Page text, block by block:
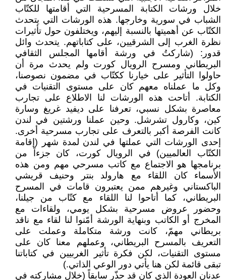
خلال ورشات الكتابة المسرحية التي أقامتها للكتّاب
الشباب في سورية وخارجها. هذه الورشات التي يتحدث
الكتّاب عن أهميتها بالنسبة إليهم، ويختلفون حول تأثيرات
نظرة الغرب إلى الشرقيين، على كتاباتهم. يتحدث وائل
قدور: (شاركتُ في ورشة أقامها المجلس الثقافي
البريطاني ومسرح الرويال كورت ولم يحدث مرة أن
حاولوا التأثير على خيارنا ككتّاب في مضمون نصوصنا،
وكل ما عملناه معهم كان على مستوى التقنيات في
الكتابة. أتاحت هذه الورشات لنا الاطلاع على تجارب
معاصرة بشكل نسبي، تعرفنا على ديفيد غريغ وسارة
كين، وكارول تشرشل. وحين عملنا ورشتين في لندن
كانت الفرصة أكبر بالتعرف على تجارب مسرحية أخرى.
إحدى الورشات التي عملتها في لندن لمدة شهر (إقامة
الكتّاب العالميين) في الرويال كورت، كان جزءاً من
برنامجها هو الاجتماع مع كاتب مسرحي مهم ومن هذه
الأسماء كان اللقاء مع هارولد بنتر وحنيف قريشي
الباكستاني وغيرهم ممن يعتبرون قامات في المسرح
البريطاني، كما أتاحوا لنا اللقاء مع كتّاب من جيلنا،
وحضور عروض مسرحية بشكل يومي، ولقاءات مع
المخرج أو الكاتب وبنهاية الورشة أمّنوا لنا لقاء مع ناقد
بريطاني مهمّ، كانت ورشة متكاملة وعملت على
التعريف بالمسرح البريطاني، وعملهم معنا كان على
مستوى التقنيات، لكن فكرة تأثير الغربيين في كتاباتنا
تبقى قائمة لكن هنا يأتي دور الوعي الذاتي.)
عدنان العودة الذي كان قد حذّر سابقاً (خلال مشاركته في